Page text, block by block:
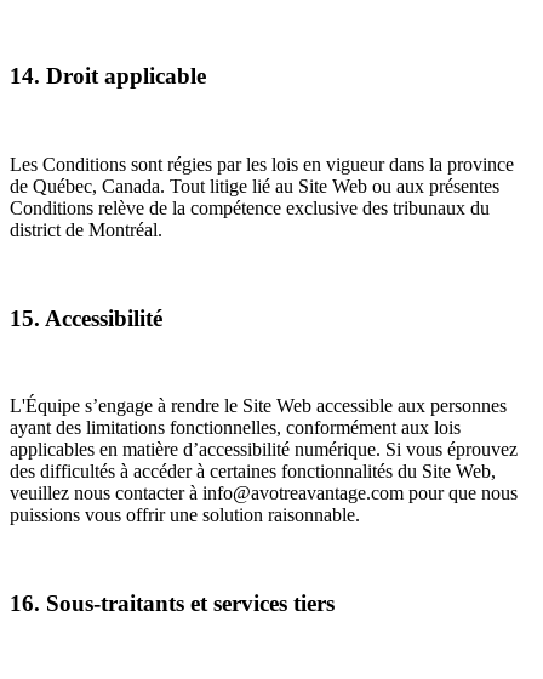
14. Droit applicable
Les Conditions sont régies par les lois en vigueur dans la province
de Québec, Canada. Tout litige lié au Site Web ou aux présentes
Conditions relève de la compétence exclusive des tribunaux du
district de Montréal.
15. Accessibilité
L'Équipe s’engage à rendre le Site Web accessible aux personnes
ayant des limitations fonctionnelles, conformément aux lois
applicables en matière d’accessibilité numérique. Si vous éprouvez
des difficultés à accéder à certaines fonctionnalités du Site Web,
veuillez nous contacter à info@avotreavantage.com pour que nous
puissions vous offrir une solution raisonnable.
16. Sous-traitants et services tiers